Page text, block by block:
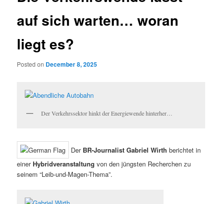
auf sich warten… woran
liegt es?
Posted on December 8, 2025
Der Verkehrssektor hinkt der Energiewende hinterher…
Der BR-Journalist Gabriel Wirth berichtet in
einerHybridveranstaltung von den jüngsten Recherchen zu
seinem “Leib-und-Magen-Thema”.